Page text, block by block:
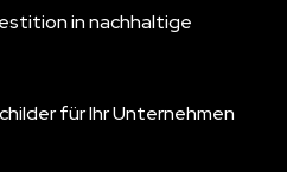
in nachhaltige
für Ihr Unternehmen